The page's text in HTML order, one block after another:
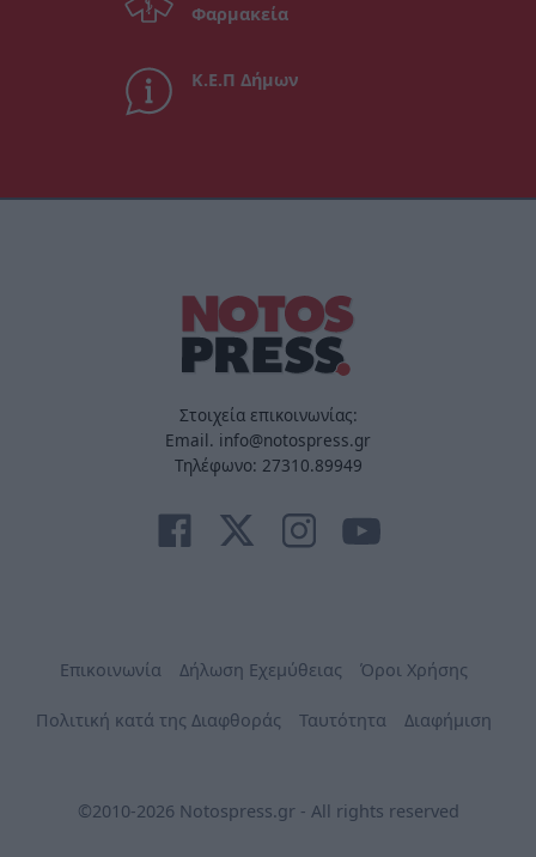
Φαρμακεία
Κ.Ε.Π Δήμων
Στοιχεία επικοινωνίας:
Email. info@notospress.gr
Τηλέφωνο: 27310.89949
Επικοινωνία Δήλωση Εχεμύθειας Όροι Χρήσης
Πολιτική κατά της Διαφθοράς Ταυτότητα Διαφήμιση
©2010-2026 Notospress.gr - All rights reserved